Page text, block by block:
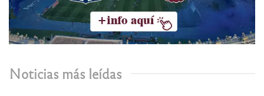
Noticias más leídas